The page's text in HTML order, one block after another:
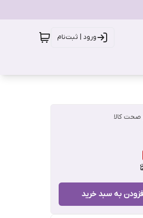
ورود | ثبت‌نام
صحت کالا
به سبد خرید